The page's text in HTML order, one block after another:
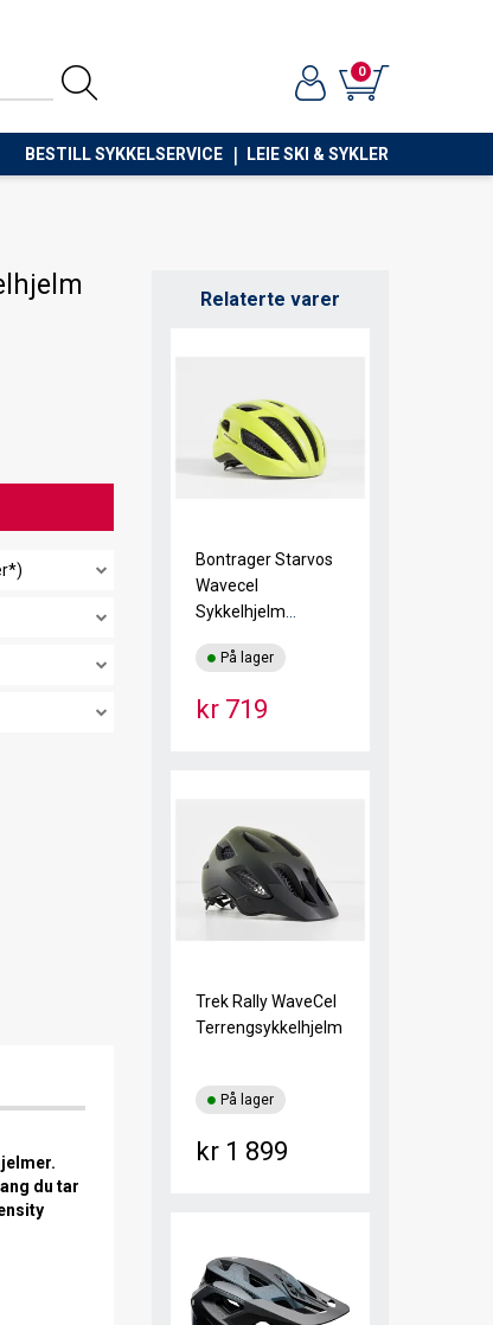
0
BESTILL SYKKELSERVICE LEIE SKI & SYKLER
du tar
Relaterte varer
Bontrager Starvos
Wavecel
Sykkelhjelm
kr 719
På lager
Trek Rally WaveCel
Terrengsykkelhjelm
kr 1 899
På lager